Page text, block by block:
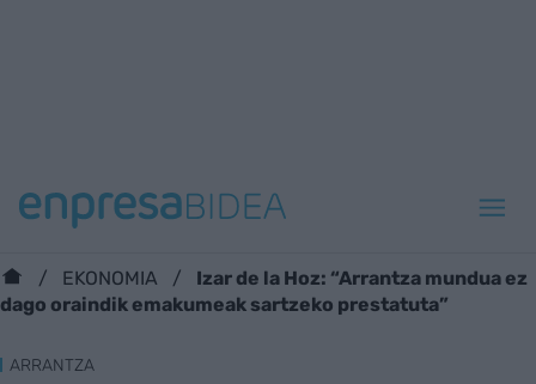
EKONOMIA
Izar de la Hoz: “Arrantza mundua ez
dago oraindik emakumeak sartzeko prestatuta”
ARRANTZA